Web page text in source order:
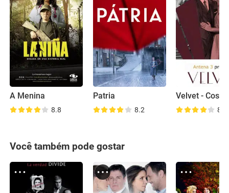
A Menina
8.8
Patria
8.2 8.0
Você também pode gostar